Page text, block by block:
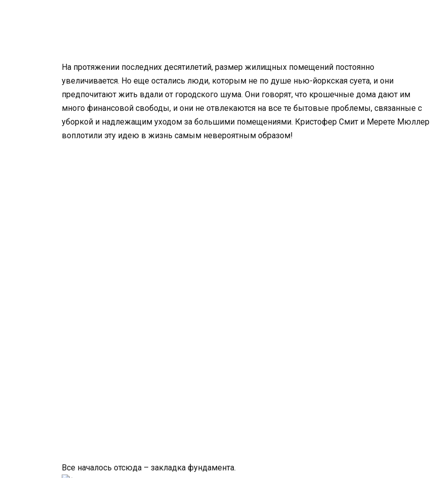
На протяжении последних десятилетий, размер жилищных помещений постоянно
увеличивается. Но еще остались люди, которым не по душе нью-йоркская суета, и они
предпочитают жить вдали от городского шума. Они говорят, что крошечные дома дают им
много финансовой свободы, и они не отвлекаются на все те бытовые проблемы, связанные с
уборкой и надлежащим уходом за большими помещениями. Кристофер Смит и Мерете Мюллер
воплотили эту идею в жизнь самым невероятным образом!
Все началось отсюда – закладка фундамента.